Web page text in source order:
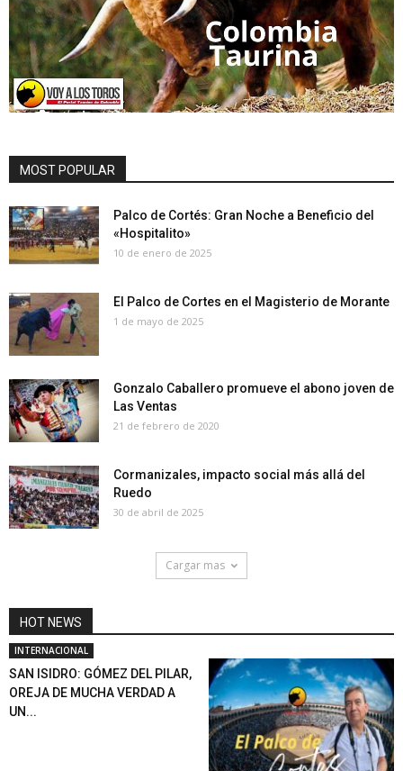
MOST POPULAR
Palco de Cortés: Gran Noche a Beneficio del
«Hospitalito»
10 de enero de 2025
El Palco de Cortes en el Magisterio de Morante
1 de mayo de 2025
Gonzalo Caballero promueve el abono joven de
Las Ventas
21 de febrero de 2020
Cormanizales, impacto social más allá del
Ruedo
30 de abril de 2025
Cargar mas
HOT NEWS
INTERNACIONAL
SAN ISIDRO: GÓMEZ DEL PILAR,
OREJA DE MUCHA VERDAD A
UN...